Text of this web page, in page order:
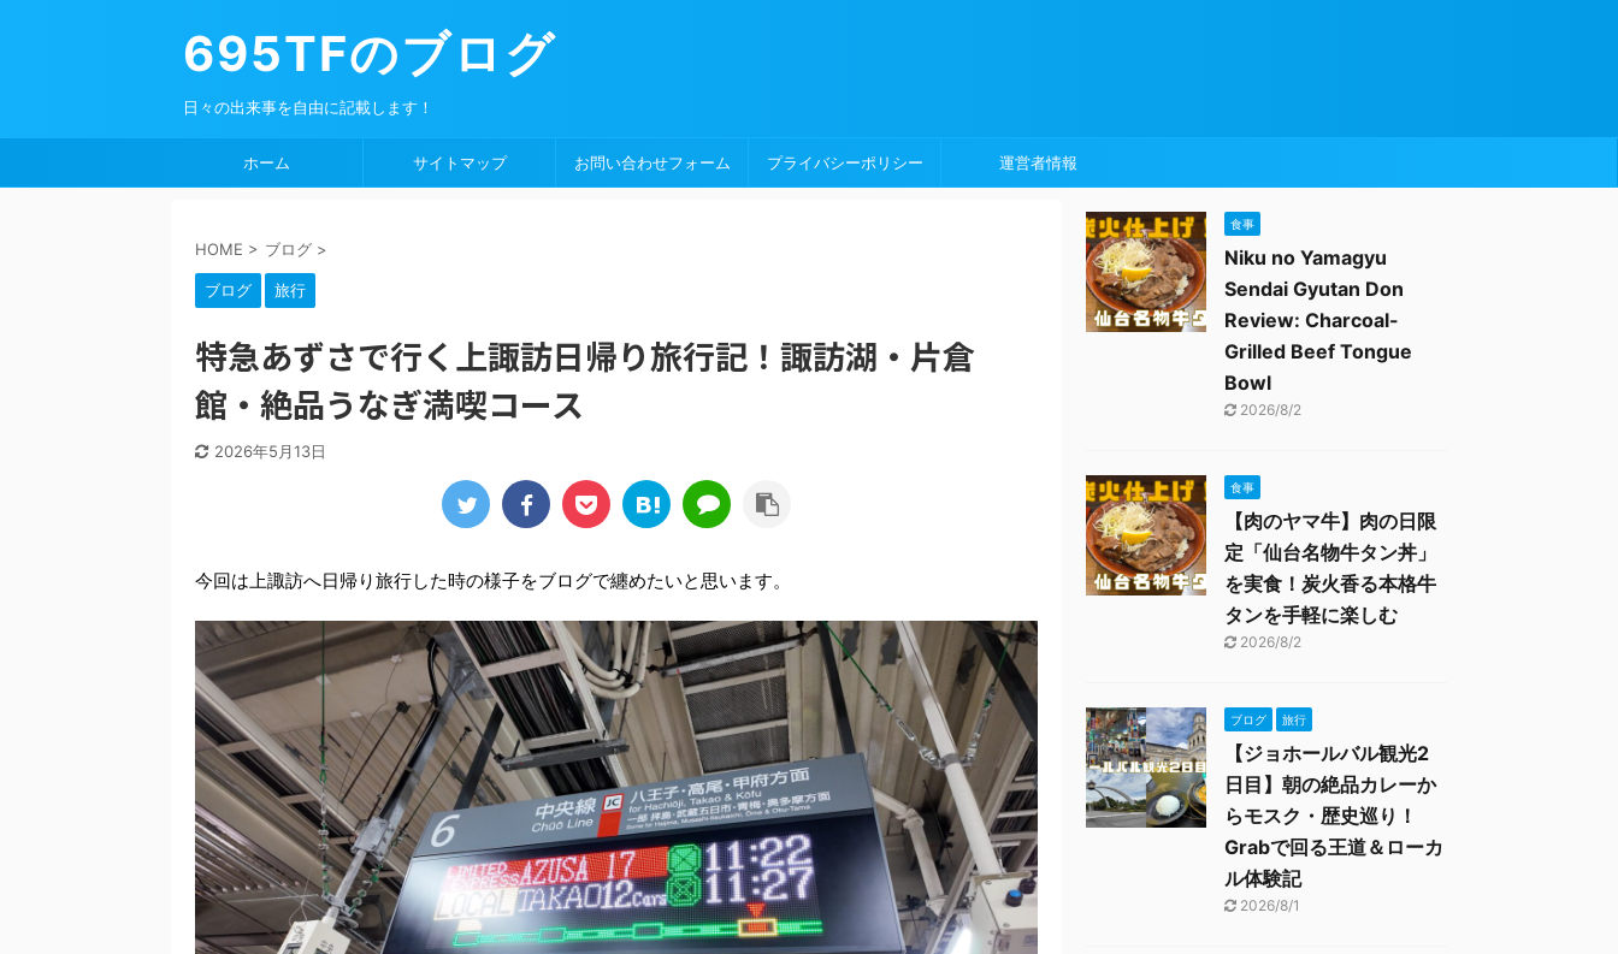
695TFのブログ
日々の出来事を自由に記載します！
ホーム サイトマップ お問い合わせフォーム プライバシーポリシー 運営者情報
HOME > ブログ >
ブログ 旅行
特急あずさで行く上諏訪日帰り旅行記！諏訪湖・片倉
館・絶品うなぎ満喫コース
2026年5月13日
今回は上諏訪へ日帰り旅行した時の様子をブログで纏めたいと思います。
食事
Niku no Yamagyu
Sendai Gyutan Don
Review: Charcoal-
Grilled Beef Tongue
Bowl
2026/8/2
食事
【肉のヤマ牛】肉の日限
定「仙台名物牛タン丼」
を実食！炭火香る本格牛
タンを手軽に楽しむ
2026/8/2
ブログ 旅行
【ジョホールバル観光2
日目】朝の絶品カレーか
らモスク・歴史巡り！
Grabで回る王道＆ローカ
ル体験記
2026/8/1